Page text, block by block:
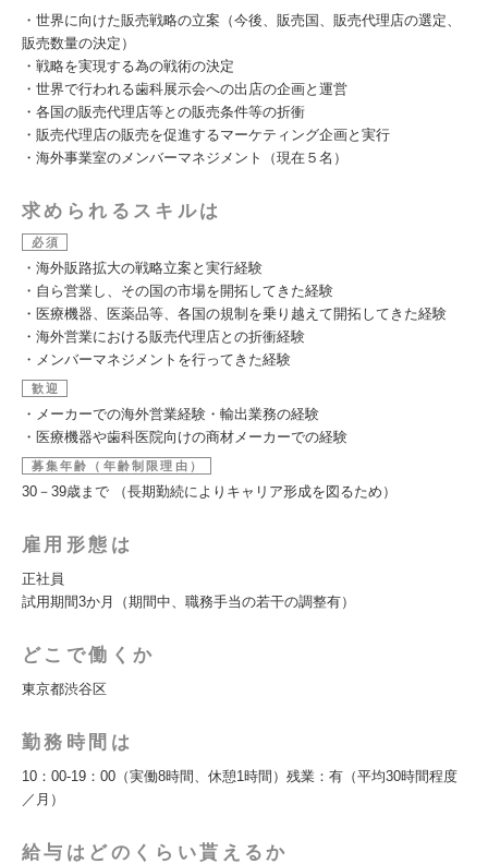
・世界に向けた販売戦略の立案（今後、販売国、販売代理店の選定、
販売数量の決定）
・戦略を実現する為の戦術の決定
・世界で行われる歯科展示会への出店の企画と運営
・各国の販売代理店等との販売条件等の折衝
・販売代理店の販売を促進するマーケティング企画と実行
・海外事業室のメンバーマネジメント（現在５名）
求められるスキルは
必須
・海外販路拡大の戦略立案と実行経験
・自ら営業し、その国の市場を開拓してきた経験
・医療機器、医薬品等、各国の規制を乗り越えて開拓してきた経験
・海外営業における販売代理店との折衝経験
・メンバーマネジメントを行ってきた経験
歓迎
・メーカーでの海外営業経験・輸出業務の経験
・医療機器や歯科医院向けの商材メーカーでの経験
募集年齢（年齢制限理由）
30－39歳まで （長期勤続によりキャリア形成を図るため）
雇用形態は
正社員
試用期間3か月（期間中、職務手当の若干の調整有）
どこで働くか
東京都渋谷区
勤務時間は
10：00-19：00（実働8時間、休憩1時間）残業：有（平均30時間程度
／月）
給与はどのくらい貰えるか